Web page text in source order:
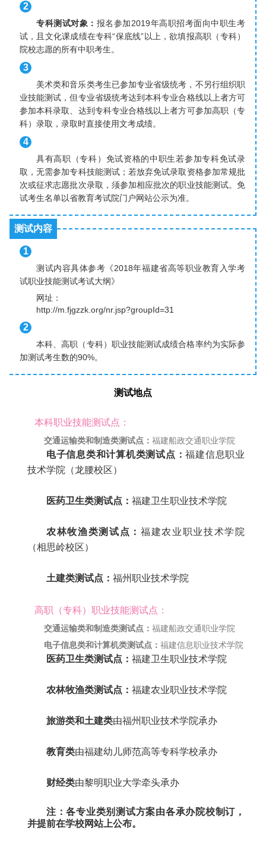
2
专科测试对象： 报名参加2019年高职招考面向中职生考
试，且文化课成绩在专科“保底线”以上，欲填报高职（专科）
院校志愿的所有中职考生。
3
美术类和音乐类考生已参加专业省级统考，不另行组织职
业技能测试，但专业省级统考达到本科专业合格线以上者方可
参加本科录取、达到专科专业合格线以上者方可参加高职（专
科）录取，录取时直接使用文考成绩。
4
具有高职（专科）免试资格的中职生若参加专科免试录
取，无需参加专科技能测试；若放弃免试录取资格参加常规批
次或征求志愿批次录取，须参加相应批次的职业技能测试。免
试考生名单以省教育考试院门户网站公示为准。
测试内容
1
测试内容具体参考《2018年福建省高等职业教育入学考
试职业技能测试考试大纲》
网址：
http://m.fjgzzk.org/nr.jsp?groupId=31
2
本科、高职（专科）职业技能测试成绩合格率约为实际参
加测试考生数的90%。
测试地点
本科职业技能测试点：
交通运输类和制造类测试点： 福建船政交通职业学院
电子信息类和计算机类测试点：福建信息职业
技术学院（龙腰校区）
医药卫生类测试点： 福建卫生职业技术学院
农林牧渔类测试点： 福建农业职业技术学院
（相思岭校区）
土建类测试点： 福州职业技术学院
高职（专科）职业技能测试点：
交通运输类和制造类测试点： 福建船政交通职业学院
电子信息类和计算机类测试点： 福建信息职业技术学院
医药卫生类测试点： 福建卫生职业技术学院
农林牧渔类测试点： 福建农业职业技术学院
旅游类和土建类由福州职业技术学院承办
教育类由福建幼儿师范高等专科学校承办
财经类由黎明职业大学牵头承办
注：各专业类别测试方案由各承办院校制订，
并提前在学校网站上公布。